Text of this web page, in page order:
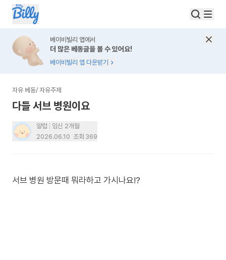
베이비빌리 앱에서
더 많은 베동글을 볼 수 있어요!
베이비빌리 앱 다운받기
자유 베동/ 자유주제
다들 서브 병원이요
얄럽
임신 2개월
2026.06.10 조회 369
서브 병원 방문때 뭐라하고 가시나요!?